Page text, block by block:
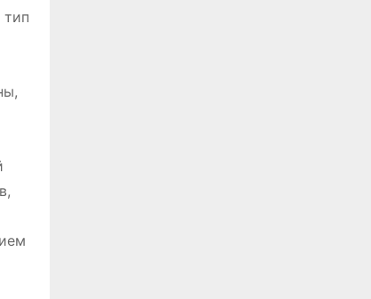
тип